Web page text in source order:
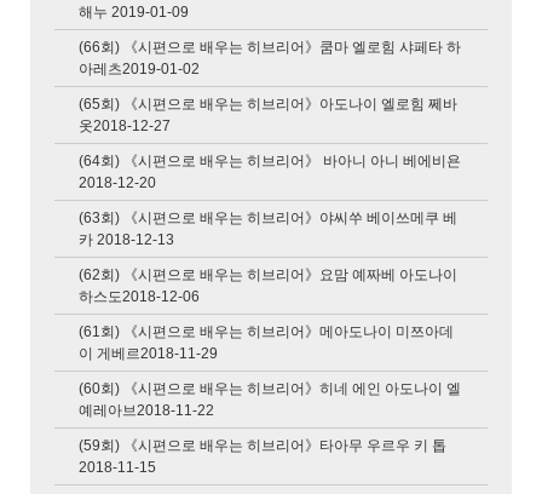
해누 2019-01-09
(66회) 《시편으로 배우는 히브리어》쿰마 엘로힘 샤페타 하
아레츠2019-01-02
(65회) 《시편으로 배우는 히브리어》아도나이 엘로힘 쩨바
옷2018-12-27
(64회) 《시편으로 배우는 히브리어》 바아니 아니 베에비욘
2018-12-20
(63회) 《시편으로 배우는 히브리어》야씨쑤 베이쓰메쿠 베
카 2018-12-13
(62회) 《시편으로 배우는 히브리어》요맘 예짜베 아도나이
하스도2018-12-06
(61회) 《시편으로 배우는 히브리어》메아도나이 미쯔아데
이 게베르2018-11-29
(60회) 《시편으로 배우는 히브리어》히네 에인 아도나이 엘
예레아브2018-11-22
(59회) 《시편으로 배우는 히브리어》타아무 우르우 키 톱
2018-11-15